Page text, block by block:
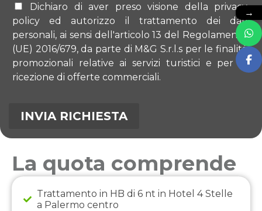
Dichiaro di aver preso visione della privacy
policy ed autorizzo il trattamento dei dati
personali, ai sensi dell'articolo 13 del Regolamento
(UE) 2016/679, da parte di M&G S.r.l.s per le finalità
promozionali relative ai servizi turistici e per la
ricezione di offerte commerciali.
La quota comprende
Trattamento in HB di 6 nt in Hotel 4 Stelle
a Palermo centro
→